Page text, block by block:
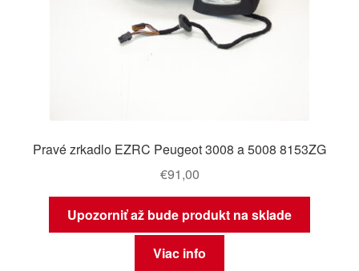
Pravé zrkadlo EZRC Peugeot 3008 a 5008 8153ZG
€91,00
Upozorniť až bude produkt na sklade
Viac info